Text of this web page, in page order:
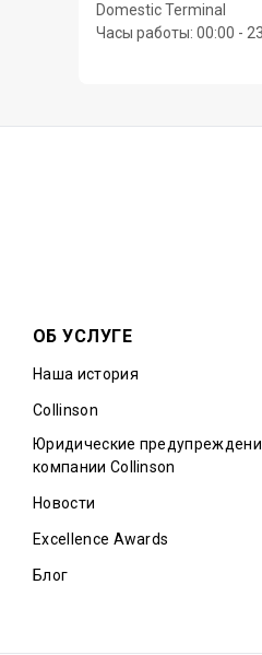
Domestic Terminal
Часы работы: 00:00 -
ОБ УСЛУГЕ
Наша история
Collinson
Юридические
компании Collinson
Новости
Excellence Awards
Блог